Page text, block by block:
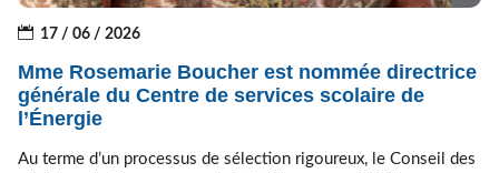
17 / 06 / 2026
Mme Rosemarie Boucher est nommée directrice
générale du Centre de services scolaire de
l’Énergie
Au terme d’un processus de sélection rigoureux, le Conseil des